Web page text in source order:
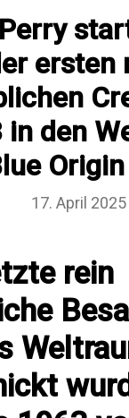
ersten
in den
17. April 2025
rein